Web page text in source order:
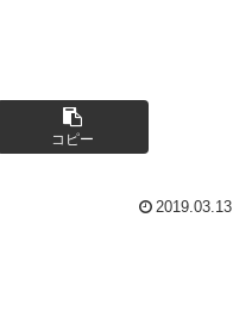
コピー
2019.03.13